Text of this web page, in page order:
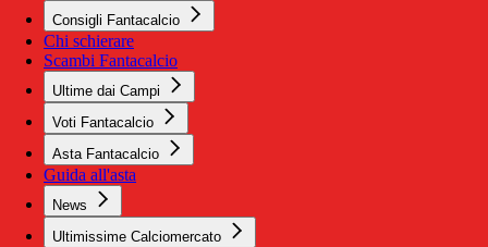
Consigli Fantacalcio
Chi schierare
Scambi Fantacalcio
Ultime dai Campi
Voti Fantacalcio
Asta Fantacalcio
Guida all'asta
News
Ultimissime Calciomercato